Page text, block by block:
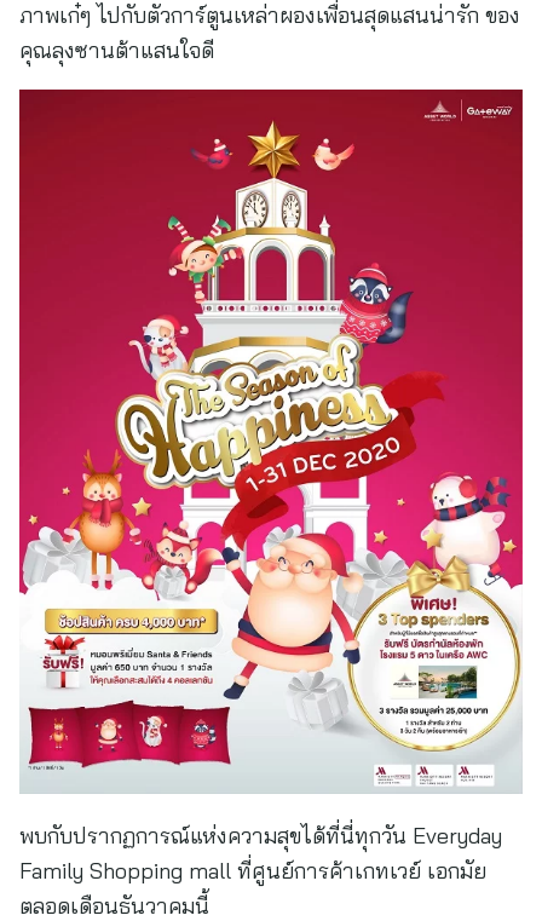
ภาพเก๋ๆ ไปกับตัวการ์ตูนเหล่าผองเพื่อนสุดแสนน่ารัก ของ
คุณลุงซานต้าแสนใจดี
พบกับปรากฏการณ์แห่งความสุขได้ที่นี่ทุกวัน Everyday
Family Shopping mall ที่ศูนย์การค้าเกทเวย์ เอกมัย
ตลอดเดือนธันวาคมนี้